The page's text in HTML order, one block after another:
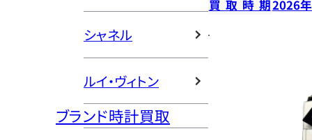
シャネル
ルイ・ヴィトン
ブランド時計買取
買取時期2026